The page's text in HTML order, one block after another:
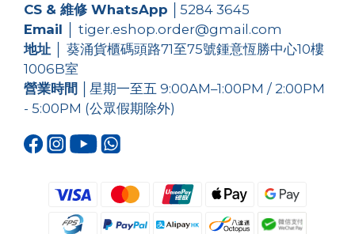
CS & 維修 WhatsApp
5284 3645
Email
│ tiger.eshop.order@gmail.com
地址
│ 葵涌貨櫃碼頭路71至75號鍾意恆勝中心10樓
1006B室
營業時間 │星期一至五 9:00AM–1:00PM / 2:00PM
- 5:00PM (公眾假期除外)